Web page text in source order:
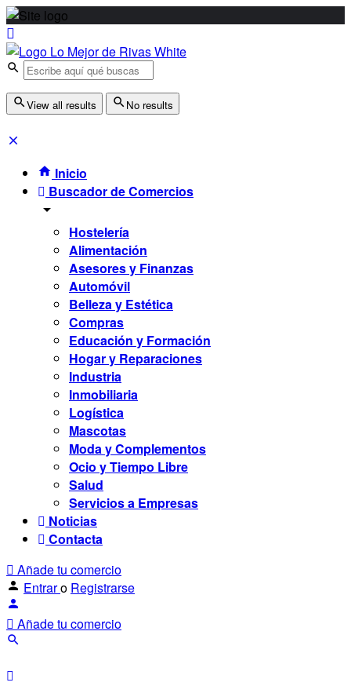
View all results No results
Inicio
Buscador de Comercios
Hostelería
Alimentación
Asesores y Finanzas
Automóvil
Belleza y Estética
Compras
Educación y Formación
Hogar y Reparaciones
Industria
Inmobiliaria
Logística
Mascotas
Moda y Complementos
Ocio y Tiempo Libre
Salud
Servicios a Empresas
Noticias
Contacta
Añade tu comercio
Entraro Registrarse
Añade tu comercio